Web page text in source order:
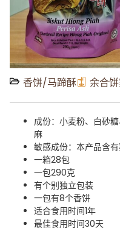
香饼/马蹄酥 余合
成份：小麦粉、白砂
麻
敏感成份：本产品含
一箱28包
一包290克
有个别独立包装
一包有8个香饼
适合食用时间1年
最佳食用时间30天